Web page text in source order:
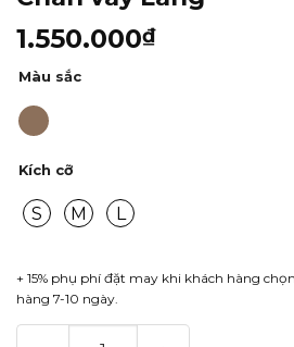
1.550.000₫
Màu sắc
Kích cỡ
S M L
+ 15% phụ phí đặt may khi khách hàng
hàng 7-10 ngày.